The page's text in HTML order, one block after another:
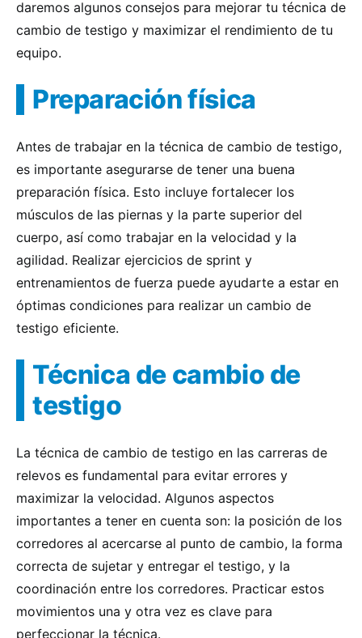
daremos algunos consejos para mejorar tu técnica de
cambio de testigo y maximizar el rendimiento de tu
equipo.
Preparación física
Antes de trabajar en la técnica de cambio de testigo,
es importante asegurarse de tener una buena
preparación física. Esto incluye fortalecer los
músculos de las piernas y la parte superior del
cuerpo, así como trabajar en la velocidad y la
agilidad. Realizar ejercicios de sprint y
entrenamientos de fuerza puede ayudarte a estar en
óptimas condiciones para realizar un cambio de
testigo eficiente.
Técnica de cambio de
testigo
La técnica de cambio de testigo en las carreras de
relevos es fundamental para evitar errores y
maximizar la velocidad. Algunos aspectos
importantes a tener en cuenta son: la posición de los
corredores al acercarse al punto de cambio, la forma
correcta de sujetar y entregar el testigo, y la
coordinación entre los corredores. Practicar estos
movimientos una y otra vez es clave para
perfeccionar la técnica.